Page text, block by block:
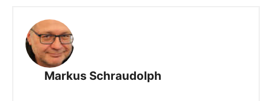
Markus Schraudolph